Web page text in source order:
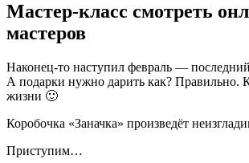
Мастер-класс смотреть
мастеров
Наконец-то наступил февраль —
А подарки нужно дарить как? Правильно.
жизни 🙂
Коробочка «Заначка» произведёт
Приступим…